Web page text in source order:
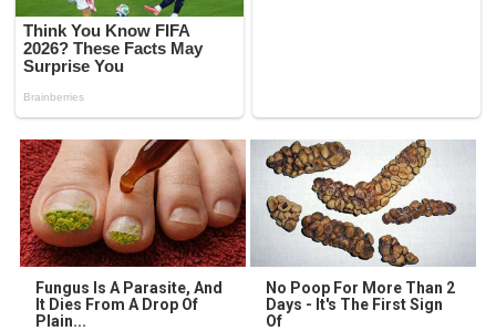
Fungus Is A Parasite, And
It Dies From A Drop Of
Plain...
No Poop For More Than 2
Days - It's The First Sign
Of